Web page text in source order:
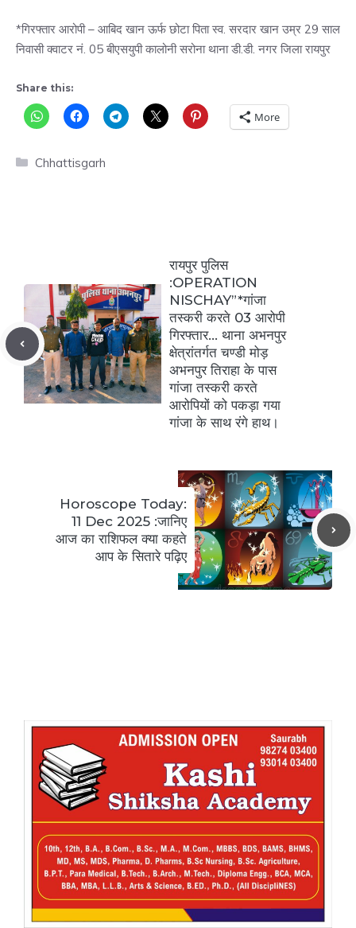
*गिरफ्तार आरोपी – आबिद खान ऊर्फ छोटा पिता स्व. सरदार खान उम्र 29 साल
निवासी क्वाटर नं. 05 बीएसयुपी कालोनी सरोना थाना डी.डी. नगर जिला रायपुर
Share this:
More
Categories
Chhattisgarh
रायपुर पुलिस
:OPERATION
NISCHAY”*गांजा
तस्करी करते 03 आरोपी
गिरफ्तार… थाना अभनपुर
क्षेत्रांतर्गत चण्डी मोड़
अभनपुर तिराहा के पास
गांजा तस्करी करते
आरोपियों को पकड़ा गया
गांजा के साथ रंगे हाथ।
Horoscope Today:
11 Dec 2025 :जानिए
आज का राशिफल क्या कहते
आप के सितारे पढ़िए